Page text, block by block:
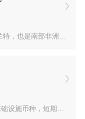
部非洲多国通用的区...
，短期前景偏悲观，...